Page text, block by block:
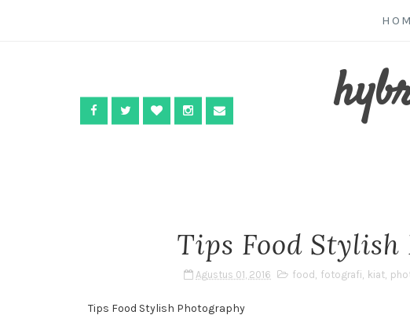
Tips Food
Agustus 01, 2016 food , fotografi, kiat,
Tips Food Stylish Photography